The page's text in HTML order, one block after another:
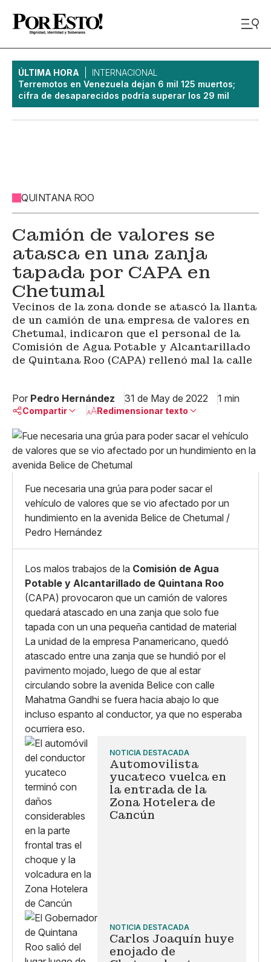
ÚLTIMA HORA
INTERNACIONAL
Terremotos en Venezuela dejan 6 mil 125 muertos;
cifra de desaparecidos podría superar los 29 mil
QUINTANA ROO
Camión de valores se
atasca en una zanja
tapada por CAPA en
Chetumal
Vecinos de la zona donde se atascó la llanta
de un camión de una empresa de valores en
Chetumal, indicaron que el personal de la
Comisión de Agua Potable y Alcantarillado
de Quintana Roo (CAPA) rellenó mal la calle
Por Pedro Hernández 31 de May de 2022 1 min
Compartir
Linkedin
Facebook
X
Copiar enlace
Redimensionar texto
Pequeño
Mediano
Grande
Fue necesaria una grúa para poder sacar el
vehículo de valores que se vio afectado por un
hundimiento en la avenida Belice de Chetumal /
Pedro Hernández
Los malos trabajos de la Comisión de Agua
Potable y Alcantarillado de Quintana Roo
(CAPA) provocaron que un camión de valores
quedará atascado en una zanja que solo fue
tapada con un una pequeña cantidad de material
La unidad de la empresa Panamericano, quedó
atascado entre una zanja que se hundió por el
pavimento mojado, luego de que al estar
circulando sobre la avenida Belice con calle
Mahatma Gandhi se fuera hacia abajo lo que
incluso espanto al conductor, ya que no esperaba
ocurriera eso.
NOTICIA DESTACADA
Automovilista
yucateco vuelca en
la entrada de la
Zona Hotelera de
Cancún
NOTICIA DESTACADA
Carlos Joaquín huye
enojado de